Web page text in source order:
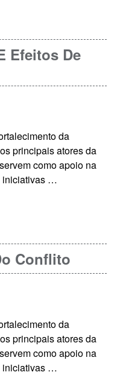
Efeitos De
da
principais atores da
como apoio na
iniciativas …
Conflito
da
principais atores da
como apoio na
iniciativas …